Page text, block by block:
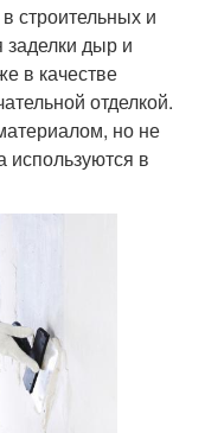
строительных и
дыр и
в качестве
отделкой.
но не
используются в